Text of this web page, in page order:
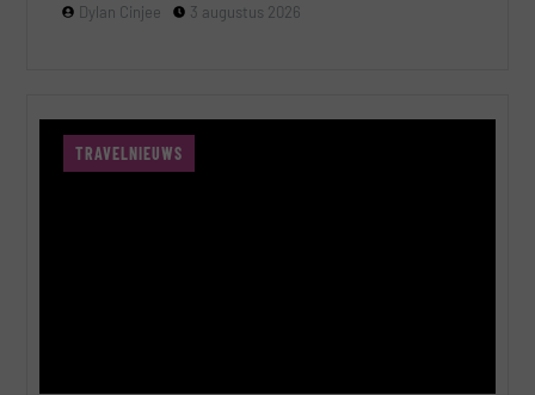
Dylan Cinjee 3 augustus 2026
TRAVELNIEUWS